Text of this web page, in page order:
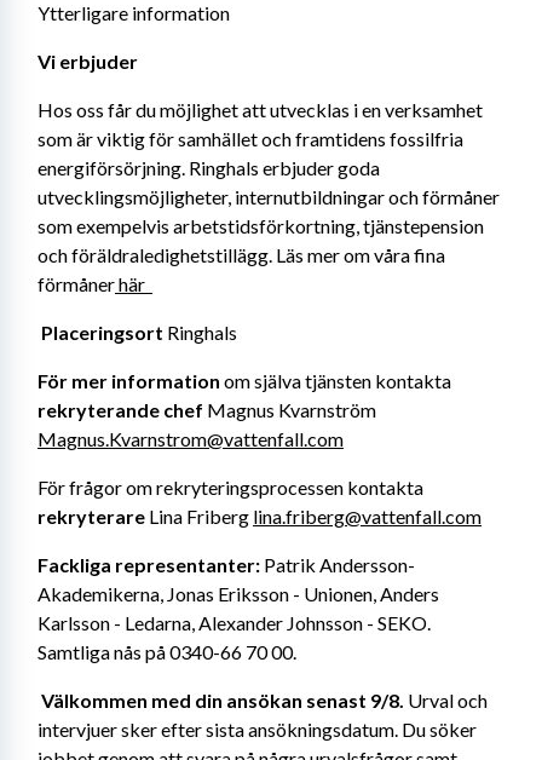
Ytterligare information
Vi erbjuder
Hos oss får du möjlighet att utvecklas i en verksamhet
som är viktig för samhället och framtidens fossilfria
energiförsörjning. Ringhals erbjuder goda
utvecklingsmöjligheter, internutbildningar och förmåner
som exempelvis arbetstidsförkortning, tjänstepension
och föräldraledighetstillägg. Läs mer om våra fina
förmåner här
Placeringsort Ringhals
För mer information
rekryterande chef
Magnus.Kvarnstrom@vattenfall.com
rekryterare Lina Friberg lina.friberg@vattenfall.com
Fackliga representanter: Patrik Andersson-
Akademikerna, Jonas Eriksson - Unionen, Anders
Karlsson - Ledarna, Alexander Johnsson - SEKO.
Samtliga nås på 0340-66 70 00.
Välkommen med din ansökan senast 9/8. Urval och
intervjuer sker efter sista ansökningsdatum. Du söker